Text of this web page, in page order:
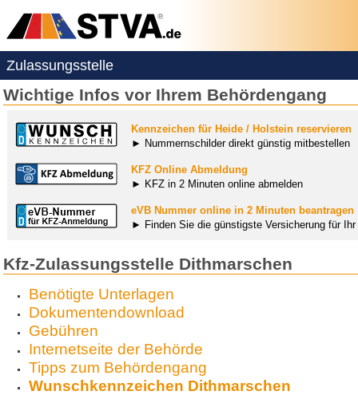
Zulassungsstelle
Wichtige Infos vor Ihrem Behördengang
Kennzeichen für Heide / Holstein reservieren
► Nummernschilder direkt günstig mitbestellen
KFZ Online Abmeldung
► KFZ in 2 Minuten online abmelden
eVB Nummer online in 2 Minuten beantragen
► Finden Sie die günstigste Versicherung für
Kfz-Zulassungsstelle Dithmarschen
Benötigte Unterlagen
Dokumentendownload
Gebühren
Internetseite der Behörde
Tipps zum Behördengang
Wunschkennzeichen Dithmarschen